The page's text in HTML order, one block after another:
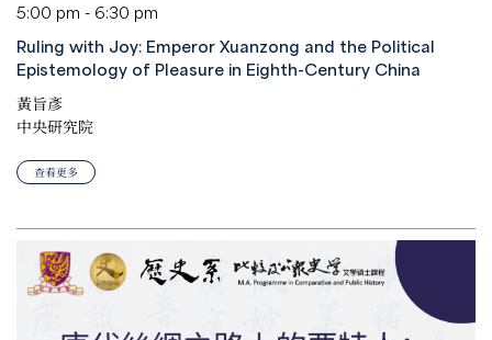
5:00 pm - 6:30 pm
Ruling with Joy: Emperor Xuanzong and the Political
Epistemology of Pleasure in Eighth-Century China
黃旨彥
中央研究院
查看更多